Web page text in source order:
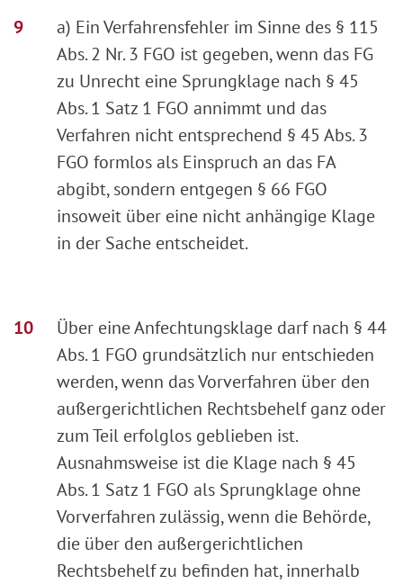
a) Ein Verfahrensfehler im Sinne des § 115
Abs. 2 Nr. 3 FGO ist gegeben, wenn das FG
zu Unrecht eine Sprungklage nach § 45
Abs. 1 Satz 1 FGO annimmt und das
Verfahren nicht entsprechend § 45 Abs. 3
FGO formlos als Einspruch an das FA
abgibt, sondern entgegen § 66 FGO
insoweit über eine nicht anhängige Klage
in der Sache entscheidet.
Über eine Anfechtungsklage darf nach § 44
Abs. 1 FGO grundsätzlich nur entschieden
werden, wenn das Vorverfahren über den
außergerichtlichen Rechtsbehelf ganz oder
zum Teil erfolglos geblieben ist.
Ausnahmsweise ist die Klage nach § 45
Abs. 1 Satz 1 FGO als Sprungklage ohne
Vorverfahren zulässig, wenn die Behörde,
die über den außergerichtlichen
Rechtsbehelf zu befinden hat, innerhalb